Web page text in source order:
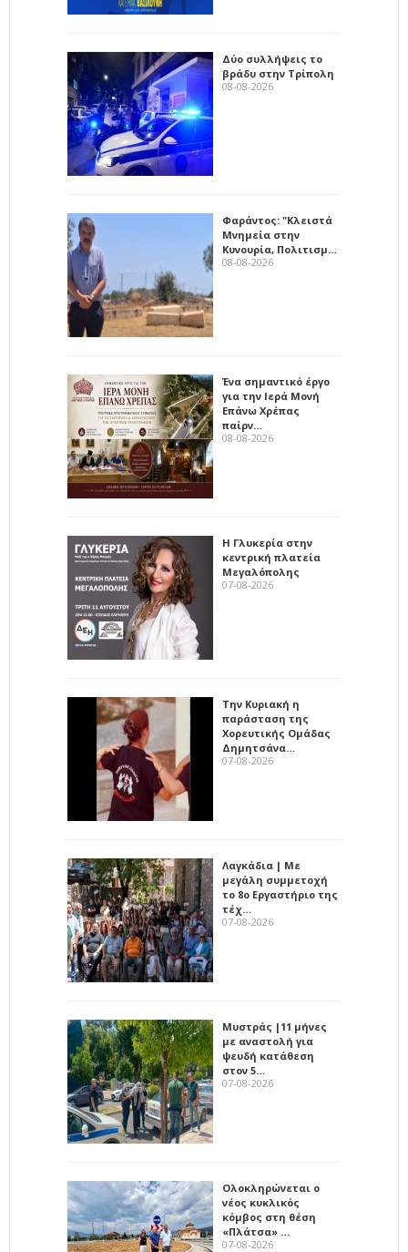
Δύο συλλήψεις το
βράδυ στην Τρίπολη
08-08-2026
Φαράντος: "Κλειστά
Μνημεία στην
Κυνουρία, Πολιτισμ…
08-08-2026
Ένα σημαντικό έργο
για την Ιερά Μονή
Επάνω Χρέπας
παίρν…
08-08-2026
Η Γλυκερία στην
κεντρική πλατεία
Μεγαλόπολης
07-08-2026
Την Κυριακή η
παράσταση της
Χορευτικής Ομάδας
Δημητσάνα…
07-08-2026
Λαγκάδια | Με
μεγάλη συμμετοχή
το 8ο Εργαστήριο της
τέχ…
07-08-2026
Μυστράς |11 μήνες
με αναστολή για
ψευδή κατάθεση
στον 5…
07-08-2026
Ολοκληρώνεται ο
νέος κυκλικός
κόμβος στη θέση
«Πλάτσα» …
07-08-2026